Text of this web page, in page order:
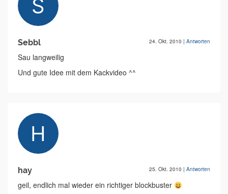
Sebbl 24. Okt. 2010 | Antworten
Sau langweilig
Und gute Idee mit dem Kackvideo ^^
hay 25. Okt. 2010 | Antworten
geil, endlich mal wieder ein richtiger blockbuster